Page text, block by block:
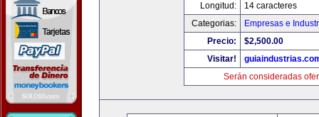
Longitud:
14 caracteres
Categorias:
Empresas e
Precio:
$2,500.00
Visitar!
Serán consideradas